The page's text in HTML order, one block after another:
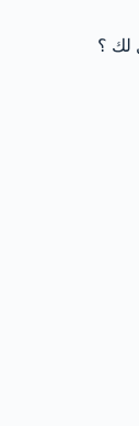
لك ؟